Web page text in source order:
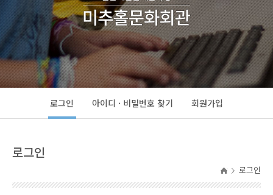
로그인 아이디 · 비밀번호 찾기 회원가입
로그인
로그인